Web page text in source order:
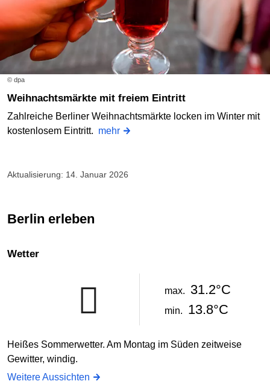
© dpa
Weihnachtsmärkte mit freiem Eintritt
Zahlreiche Berliner Weihnachtsmärkte locken im Winter mit
kostenlosem Eintritt. mehr
Aktualisierung: 14. Januar 2026
Berlin erleben
Wetter
max. 31.2°C
min. 13.8°C
Heißes Sommerwetter. Am Montag im Süden zeitweise
Gewitter, windig.
Weitere Aussichten